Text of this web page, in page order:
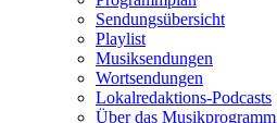
Sendungsübersicht
Playlist
Musiksendungen
Wortsendungen
Lokalredaktions-Podcasts
Über das Musikprogramm